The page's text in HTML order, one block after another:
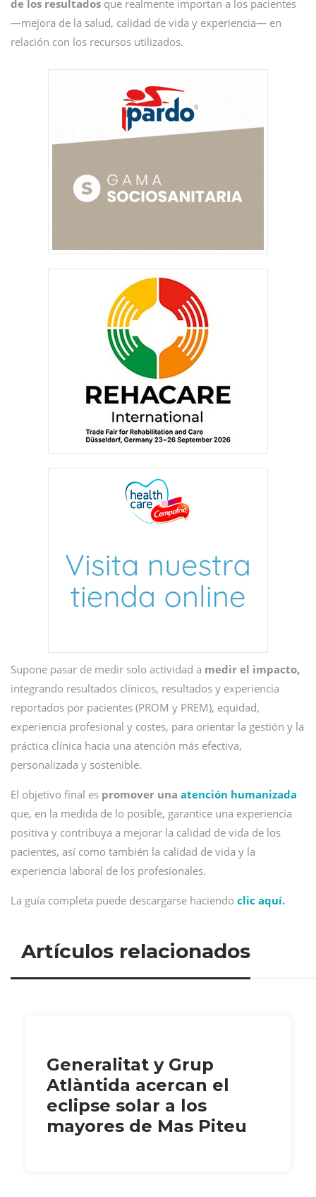
de los resultados que realmente importan a los pacientes
—mejora de la salud, calidad de vida y experiencia— en
relación con los recursos utilizados.
Supone pasar de medir solo actividad a medir el impacto,
integrando resultados clínicos, resultados y experiencia
reportados por pacientes (PROM y PREM), equidad,
experiencia profesional y costes, para orientar la gestión y la
práctica clínica hacia una atención más efectiva,
personalizada y sostenible.
El objetivo final es promover una atención humanizada
que, en la medida de lo posible, garantice una experiencia
positiva y contribuya a mejorar la calidad de vida de los
pacientes, así como también la calidad de vida y la
experiencia laboral de los profesionales.
La guía completa puede descargarse haciendo clic aquí.
Artículos relacionados
Generalitat y Grup
Atlàntida acercan el
eclipse solar a los
mayores de Mas Piteu